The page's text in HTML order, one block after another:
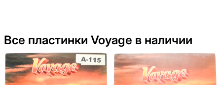
Все пластинки Voyage в наличии